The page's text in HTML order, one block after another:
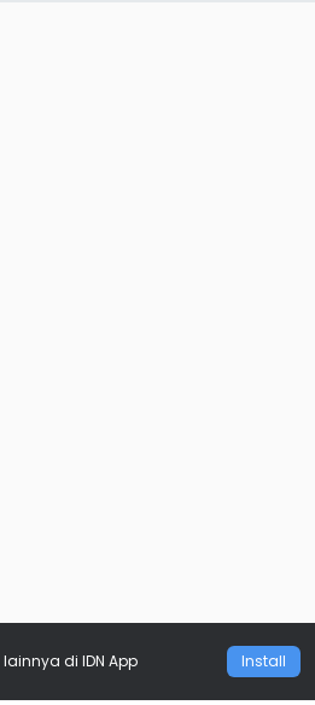
lainnya di IDN App Install